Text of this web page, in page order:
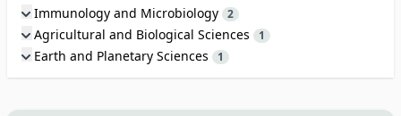
Immunology and Microbiology 2
Agricultural and Biological Sciences 1
Earth and Planetary Sciences 1